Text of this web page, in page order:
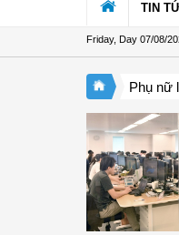
TIN
Friday, Day 07/08/
Đề án 01: Dấu ấn
Phụ nữ